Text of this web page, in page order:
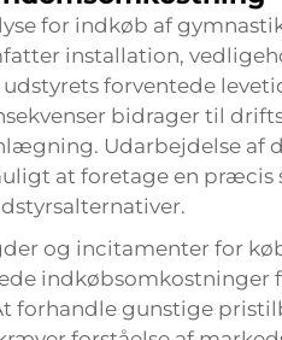
for indkøb af
installation,
forventede
bidrager til
Udarbejdelse af
at foretage en
og incitamenter for
indkøbsomkostninger
forhandle gunstige